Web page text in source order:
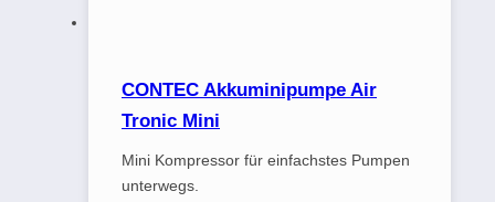
CONTEC Akkuminipumpe Air
Tronic Mini
Mini Kompressor für einfachstes Pumpen
unterwegs.